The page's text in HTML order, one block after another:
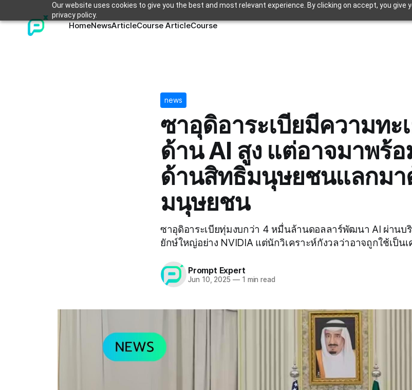
Our website uses cookies to give you the best and most relevant experience. By clicking on accept, you
privacy policy.
HomeNewsArticleCourse ArticleCourse
news
ซาอุดิอาระเบียมีความทะ
ด้าน AI สูง แต่อาจมาพร้
ด้านสิทธิมนุษยชนแลกมา
มนุษยชน
ซาอุดิอาระเบียทุ่มงบกว่า 4 หมื่นล้านดอลลาร์พัฒนา AI ผ่านบ
ยักษ์ใหญ่อย่าง NVIDIA แต่นักวิเคราะห์กังวลว่าอาจถูกใช้เป็
Prompt Expert
Jun 10, 2025 —1 min read